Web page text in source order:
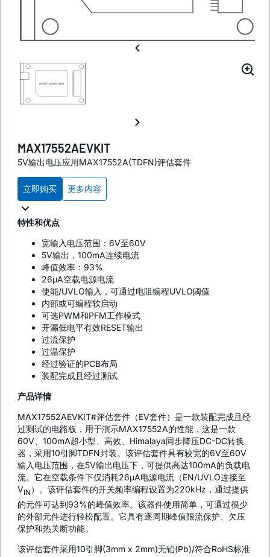
MAX17552AEVKIT
5V输出电压应用MAX17552A(TDFN)评估套件
立即购买 更多内容
特性和优点
宽输入电压范围：6V至60V
5V输出，100mA连续电流
峰值效率：93%
26µA空载电源电流
使能/UVLO输入，可通过电阻编程UVLO阈值
内部或可编程软启动
可选PWM和PFM工作模式
开漏低电平有效RESET输出
过流保护
过温保护
经过验证的PCB布局
装配完成且经过测试
产品详情
MAX17552AEVKIT#评估套件（EV套件）是一款装配完成且经
过测试的电路板，用于演示MAX17552A的性能，这是一款
60V、100mA超小型、高效、Himalaya同步降压DC-DC转换
器，采用10引脚TDFN封装。该评估套件具有较宽的6V至60V
输入电压范围，在5V输出电压下，可提供高达100mA的负载电
流。它在空载条件下仅消耗26µA电源电流（EN/UVLO连接至
VIN ）。该评估套件的开关频率编程设置为220kHz，通过提供
的元件可达到93%的峰值效率。该器件使用简单，可通过很少
的外部元件进行轻松配置。它具有逐周期峰值限流保护、欠压
保护和热关断功能。
该评估套件采用10引脚(3mm x 2mm)无铅(Pb)/符合RoHS标准